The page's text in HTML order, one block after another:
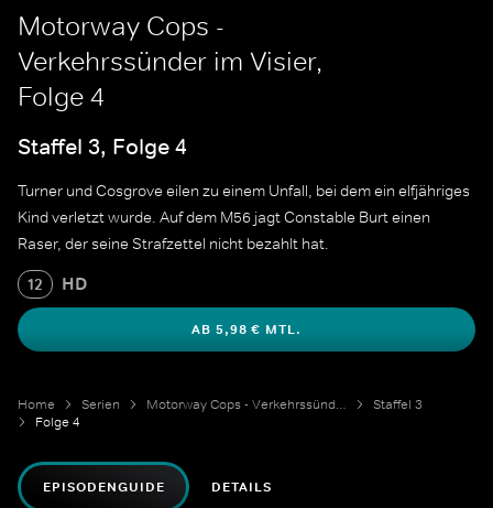
Motorway Cops -
Verkehrssünder im Visier,
Folge 4
Staffel 3, Folge 4
Turner und Cosgrove eilen zu einem Unfall, bei dem ein elfjähriges
Kind verletzt wurde. Auf dem M56 jagt Constable Burt einen
Raser, der seine Strafzettel nicht bezahlt hat.
12 HD
AB 5,98 € MTL.
Home Serien Motorway Cops - Verkehrssünder im Visier
Staffel 3
Folge 4
EPISODENGUIDE DETAILS